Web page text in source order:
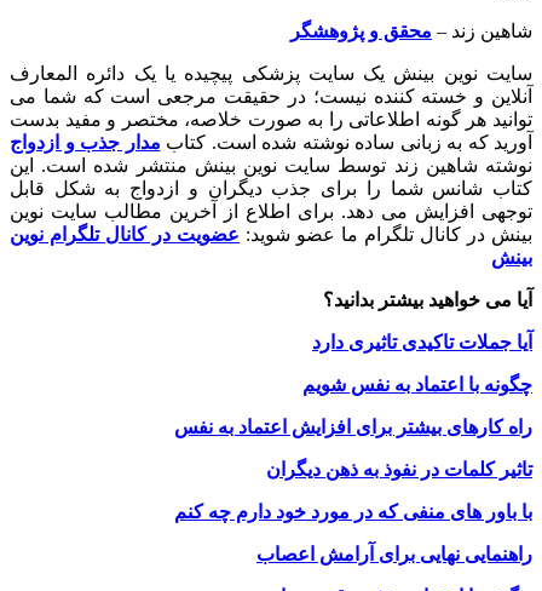
شاهین زند – محقق و پژوهشگر
سایت نوین بینش یک سایت پزشکی پیچیده یا یک دائره المعارف
آنلاین و خسته کننده نیست؛ در حقیقت مرجعی است که شما می
توانید هر گونه اطلاعاتی را به صورت خلاصه، مختصر و مفید بدست
آورید که به زبانی ساده نوشته شده است. کتاب مدار جذب و ازدواج
نوشته شاهین زند توسط سایت نوین بینش منتشر شده است. این
کتاب شانس شما را برای جذب دیگران و ازدواج به شکل قابل
توجهی افزایش می دهد. برای اطلاع از آخرین مطالب سایت نوین
بینش در کانال تلگرام ما عضو شوید: عضویت در کانال تلگرام نوین
بینش
آیا می خواهید بیشتر بدانید؟
آیا جملات تاکیدی تاثیری دارد
چگونه با اعتماد به نفس شویم
راه کارهای بیشتر برای افزایش اعتماد به نفس
تاثیر کلمات در نفوذ به ذهن دیگران
با باور های منفی که در مورد خود دارم چه کنم
راهنمایی نهایی برای آرامش اعصاب